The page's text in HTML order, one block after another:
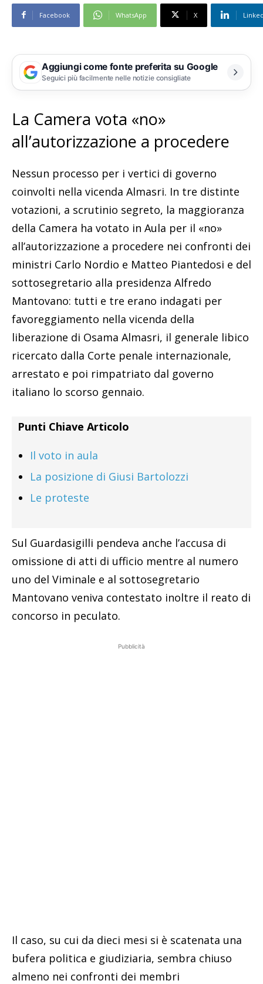
Facebook WhatsApp X
Aggiungi come fonte preferita su Google
Seguici più facilmente nelle notizie consigliate
La Camera vota «no»
all’autorizzazione a procedere
Nessun processo per i vertici di governo
coinvolti nella vicenda Almasri. In tre distinte
votazioni, a scrutinio segreto, la maggioranza
della Camera ha votato in Aula per il «no»
all’autorizzazione a procedere nei confronti dei
ministri Carlo Nordio e Matteo Piantedosi e del
sottosegretario alla presidenza Alfredo
Mantovano: tutti e tre erano indagati per
favoreggiamento nella vicenda della
liberazione di Osama Almasri, il generale libico
ricercato dalla Corte penale internazionale,
arrestato e poi rimpatriato dal governo
italiano lo scorso gennaio.
Punti Chiave Articolo
Il voto in aula
La posizione di Giusi Bartolozzi
Le proteste
Sul Guardasigilli pendeva anche l’accusa di
omissione di atti di ufficio mentre al numero
uno del Viminale e al sottosegretario
Mantovano veniva contestato inoltre il reato di
concorso in peculato.
Pubblicità
Il caso, su cui da dieci mesi si è scatenata una
bufera politica e giudiziaria, sembra chiuso
almeno nei confronti dei membri